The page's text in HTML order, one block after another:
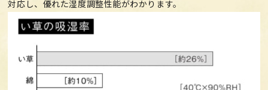
対応し、優れた湿度調整性能がわかります。